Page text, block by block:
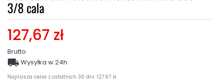
3/8 cala
127,67 zł
Brutto
Najniższa cena z ostatnich 30 dni: 127.67 zł
 Wysyłka w 24h